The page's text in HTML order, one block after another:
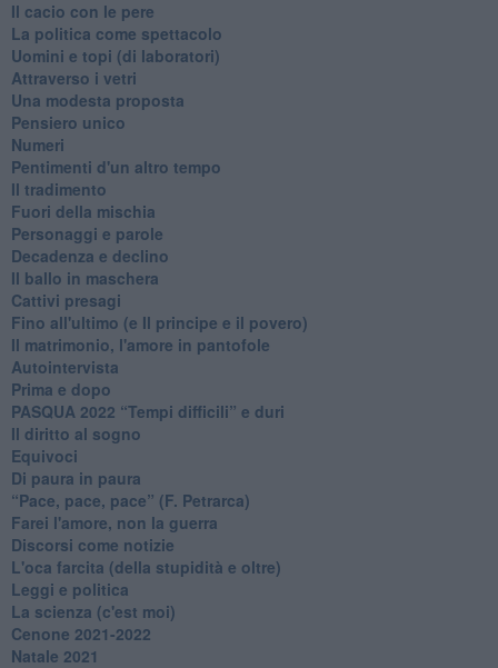
Il cacio con le pere
La politica come spettacolo
Uomini e topi (di laboratori)
Attraverso i vetri
Una modesta proposta
Pensiero unico
Numeri
Pentimenti d'un altro tempo
Il tradimento
Fuori della mischia
Personaggi e parole
Decadenza e declino
Il ballo in maschera
Cattivi presagi
Fino all'ultimo (e Il principe e il povero)
Il matrimonio, l'amore in pantofole
Autointervista
Prima e dopo
​PASQUA 2022 “Tempi difficili” e duri
Il diritto al sogno
Equivoci
Di paura in paura
​“Pace, pace, pace” (F. Petrarca)
Farei l'amore, non la guerra
Discorsi come notizie
L'oca farcita (della stupidità e oltre)
Leggi e politica
La scienza (c'est moi)
Cenone 2021-2022
Natale 2021